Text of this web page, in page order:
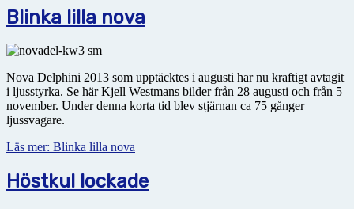
Blinka lilla nova
Nova Delphini 2013 som upptäcktes i augusti har nu kraftigt avtagit
i ljusstyrka. Se här Kjell Westmans bilder från 28 augusti och från 5
november. Under denna korta tid blev stjärnan ca 75 gånger
ljussvagare.
Läs mer: Blinka lilla nova
Höstkul lockade